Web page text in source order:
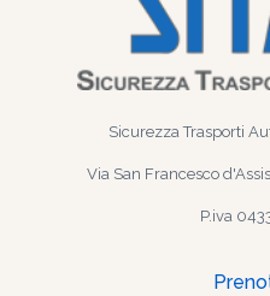
Sicurezza Trasporti
Via San Francesco
P.iva